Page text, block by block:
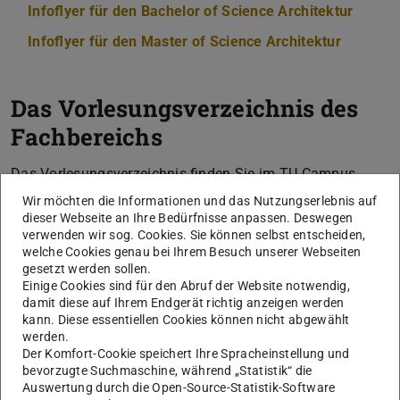
Infoflyer für den Bachelor of Science Architektur
Infoflyer für den Master of Science Architektur(PDF-
(wird in
Das Vorlesungsverzeichnis des
Fachbereichs
Das Vorlesungsverzeichnis finden Sie im TU Campus
Network, kurz: TUCaN. TUCaN ist das zentrale
Organisationssystem für Lehrveranstaltungen und
Prüfungen an der TU Darmstadt, mit dem die
Studierenden ihren Universitätsalltag organisieren.
Zum Vorlesungsverzeichnis
Modulhandbücher
Modulhandbuch Bachelor of Science Architektur SPO
Wir möchten die Informationen und das Nutzungserlebnis auf
dieser Webseite an Ihre Bedürfnisse anpassen. Deswegen
verwenden wir sog. Cookies. Sie können selbst entscheiden,
welche Cookies genau bei Ihrem Besuch unserer Webseiten
gesetzt werden sollen.
Einige Cookies sind für den Abruf der Website notwendig,
damit diese auf Ihrem Endgerät richtig anzeigen werden
kann. Diese essentiellen Cookies können nicht abgewählt
werden.
Der Komfort-Cookie speichert Ihre Spracheinstellung und
bevorzugte Suchmaschine, während „Statistik“ die
Auswertung durch die Open-Source-Statistik-Software